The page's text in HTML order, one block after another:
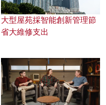
大型屋苑採智能創新管理節
省大維修支出